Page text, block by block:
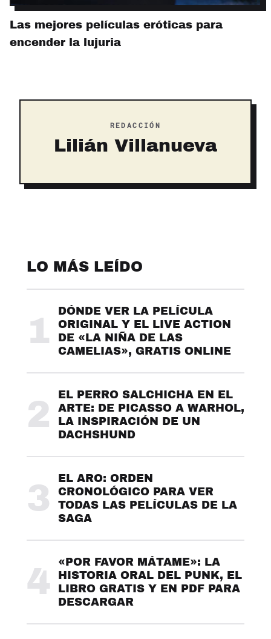
Las mejores películas eróticas para
encender la lujuria
REDACCIÓN
Lilián Villanueva
LO MÁS LEÍDO
1
DÓNDE VER LA PELÍCULA
ORIGINAL Y EL LIVE ACTION
DE «LA NIÑA DE LAS
CAMELIAS», GRATIS ONLINE
2
EL PERRO SALCHICHA EN EL
ARTE: DE PICASSO A WARHOL,
LA INSPIRACIÓN DE UN
DACHSHUND
3
EL ARO: ORDEN
CRONOLÓGICO PARA VER
TODAS LAS PELÍCULAS DE LA
SAGA
4
«POR FAVOR MÁTAME»: LA
HISTORIA ORAL DEL PUNK, EL
LIBRO GRATIS Y EN PDF PARA
DESCARGAR